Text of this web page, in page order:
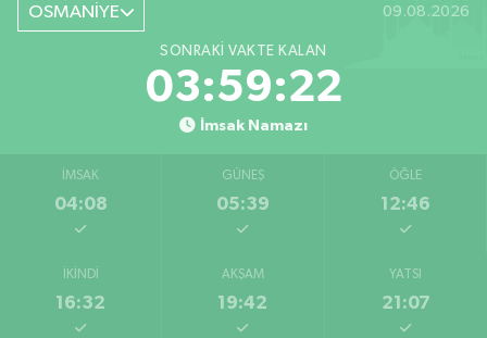
OSMANİYE 09.08.2026
SONRAKI VAKTE KALAN
03:59:21
İmsak Namazı
İMSAK
04:08
GÜNEŞ
05:39
ÖĞLE
12:46
İKINDI
16:32
AKŞAM
19:42
YATSI
21:07